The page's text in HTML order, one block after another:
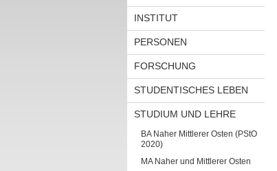
INSTITUT
PERSONEN
FORSCHUNG
STUDENTISCHES LEBEN
STUDIUM UND LEHRE
BA Naher Mittlerer Osten (PStO
2020)
MA Naher und Mittlerer Osten